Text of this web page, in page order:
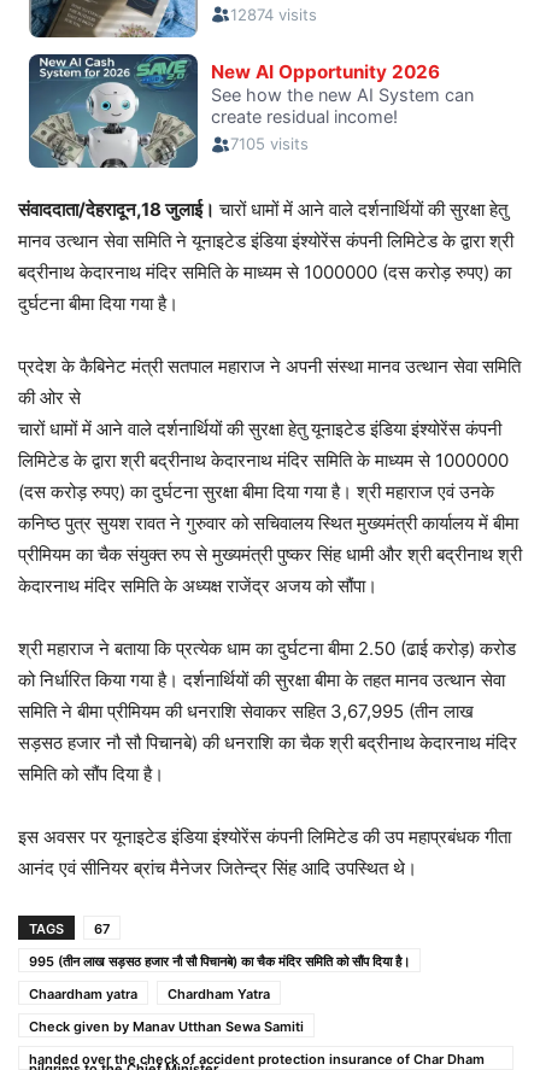
संवाददाता/देहरादून,18 जुलाई। चारों धामों में आने वाले दर्शनार्थियों की सुरक्षा हेतु
मानव उत्थान सेवा समिति ने यूनाइटेड इंडिया इंश्योरेंस कंपनी लिमिटेड के द्वारा श्री
बद्रीनाथ केदारनाथ मंदिर समिति के माध्यम से 1000000 (दस करोड़ रुपए) का
दुर्घटना बीमा दिया गया है।
प्रदेश के कैबिनेट मंत्री सतपाल महाराज ने अपनी संस्था मानव उत्थान सेवा समिति
की ओर से
चारों धामों में आने वाले दर्शनार्थियों की सुरक्षा हेतु यूनाइटेड इंडिया इंश्योरेंस कंपनी
लिमिटेड के द्वारा श्री बद्रीनाथ केदारनाथ मंदिर समिति के माध्यम से 1000000
(दस करोड़ रुपए) का दुर्घटना सुरक्षा बीमा दिया गया है। श्री महाराज एवं उनके
कनिष्ठ पुत्र सुयश रावत ने गुरुवार को सचिवालय स्थित मुख्यमंत्री कार्यालय में बीमा
प्रीमियम का चैक संयुक्त रुप से मुख्यमंत्री पुष्कर सिंह धामी और श्री बद्रीनाथ श्री
केदारनाथ मंदिर समिति के अध्यक्ष राजेंद्र अजय को सौंपा।
श्री महाराज ने बताया कि प्रत्येक धाम का दुर्घटना बीमा 2.50 (ढाई करोड़) करोड
को निर्धारित किया गया है। दर्शनार्थियों की सुरक्षा बीमा के तहत मानव उत्थान सेवा
समिति ने बीमा प्रीमियम की धनराशि सेवाकर सहित 3,67,995 (तीन लाख
सड़सठ हजार नौ सौ पिचानबे) की धनराशि का चैक श्री बद्रीनाथ केदारनाथ मंदिर
समिति को सौंप दिया है।
इस अवसर पर यूनाइटेड इंडिया इंश्योरेंस कंपनी लिमिटेड की उप महाप्रबंधक गीता
आनंद एवं सीनियर ब्रांच मैनेजर जितेन्द्र सिंह आदि उपस्थित थे।
TAGS
67
995 (तीन लाख सड़सठ हजार नौ सौ पिचानबे) का चैक मंदिर समिति को सौंप दिया है।
Chaardham yatra
Chardham Yatra
Check given by Manav Utthan Sewa Samiti
handed over the check of accident protection insurance of Char Dham